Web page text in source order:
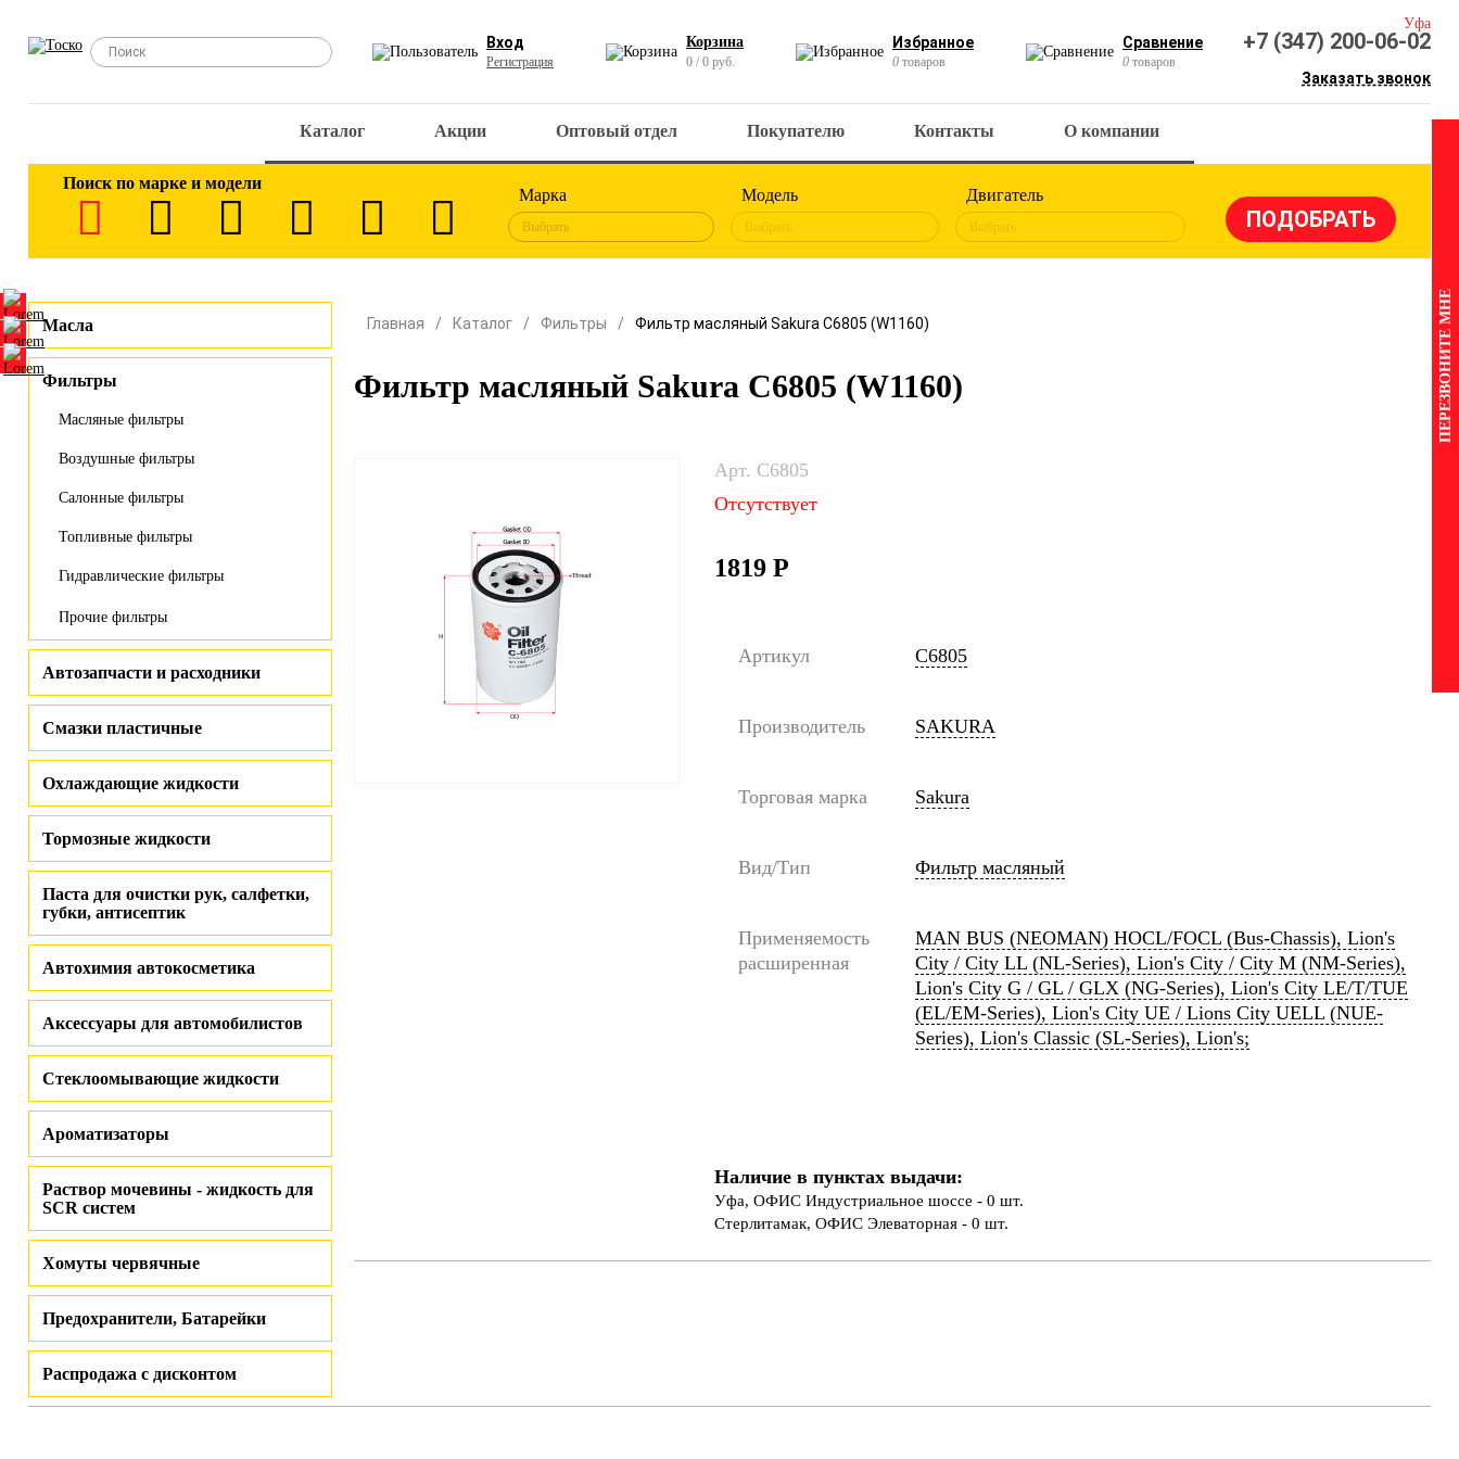
Вход
Регистрация
Корзина
0 / 0 руб.
Избранное
0 товаров
Сравнение
0 товаров
Уфа
+7 (347) 200-06-02
Заказать звонок
Каталог Акции Оптовый отдел Покупателю Контакты О компании
Поиск по марке и модели
Марка
Выбрать
Модель
Выбрать
Двигатель
Выбрать
Масла
Фильтры
Масляные фильтры
Воздушные фильтры
Салонные фильтры
Топливные фильтры
Гидравлические фильтры
Прочие фильтры
Автозапчасти и расходники
Смазки пластичные
Охлаждающие жидкости
Тормозные жидкости
Паста для очистки рук, салфетки,
губки, антисептик
Автохимия автокосметика
Аксессуары для автомобилистов
Стеклоомывающие жидкости
Ароматизаторы
Раствор мочевины - жидкость для
SCR систем
Хомуты червячные
Предохранители, Батарейки
Распродажа с дисконтом
Главная Каталог Фильтры Фильтр масляный Sakura C6805 (W1160)
Фильтр масляный Sakura C6805 (W1160)
Арт. C6805
Отсутствует
1819 Р
Артикул C6805
Производитель SAKURA
Торговая марка Sakura
Вид/Тип Фильтр масляный
Применяемость
расширенная
MAN BUS (NEOMAN) HOCL/FOCL (Bus-Chassis), Lion's
City / City LL (NL-Series), Lion's City / City M (NM-Series),
Lion's City G / GL / GLX (NG-Series), Lion's City LE/T/TUE
(EL/EM-Series), Lion's City UE / Lions City UELL (NUE-
Series), Lion's Classic (SL-Series), Lion's;
Наличие в пунктах выдачи:
Уфа, ОФИС Индустриальное шоссе - 0 шт.
Стерлитамак, ОФИС Элеваторная - 0 шт.
ПЕРЕЗВОНИТЕ МНЕ